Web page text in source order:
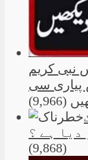
نبی کریم
پیاری سی
(9,966)
دیا ہے ؟
(9,868)